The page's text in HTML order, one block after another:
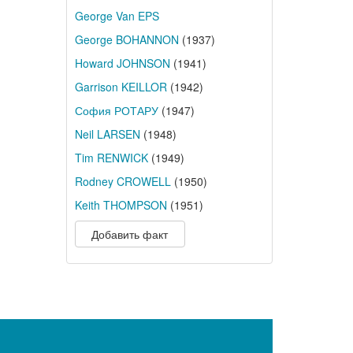
George Van EPS
George BOHANNON (1937)
Howard JOHNSON (1941)
Garrison KEILLOR(1942)
София РОТАРУ(1947)
Neil LARSEN (1948)
Tim RENWICK(1949)
Rodney CROWELL(1950)
Keith THOMPSON (1951)
Добавить факт